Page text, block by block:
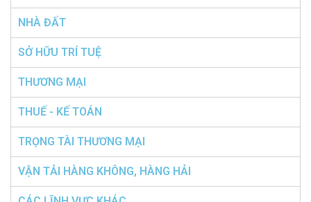
NHÀ ĐẤT
SỞ HỮU TRÍ TUỆ
THƯƠNG MẠI
THUẾ - KẾ TOÁN
TRỌNG TÀI THƯƠNG MẠI
VẬN TẢI HÀNG KHÔNG, HÀNG HẢI